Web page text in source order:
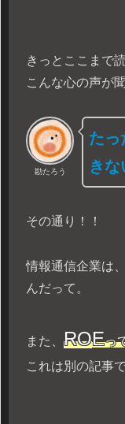
きっとここまで
こんな心の声が
勘たろう
たっ
きな
その通り！！
情報通信企業は
んだって。
また、 ROEっ
これは別の記事